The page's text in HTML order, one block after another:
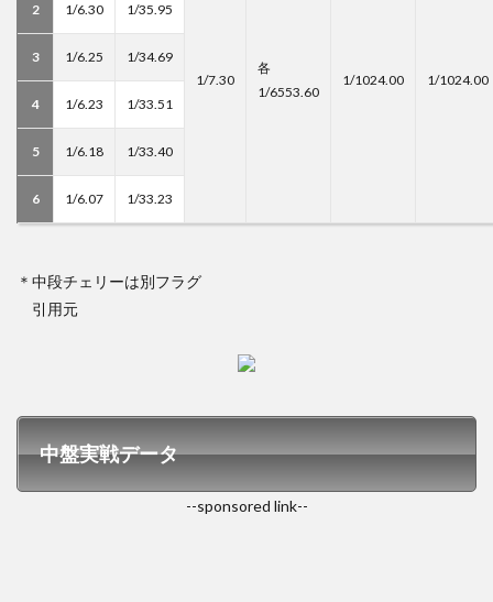
1/7.30
各
1/6553.60
1/1024.00 1/1024.00
2 1/6.30 1/35.95
3 1/6.25 1/34.69
4 1/6.23 1/33.51
5 1/6.18 1/33.40
6 1/6.07 1/33.23
＊中段チェリーは別フラグ
引用元
中盤実戦データ
--sponsored link--